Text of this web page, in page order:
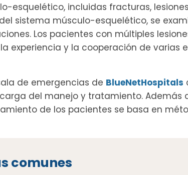
esquelético, incluidas fracturas,
sistema músculo-esquelético, se
Los pacientes con múltiples
experiencia y la cooperación de varias
de emergencias de BlueNetHospitals
del manejo y tratamiento.
de los pacientes se basa en
comunes